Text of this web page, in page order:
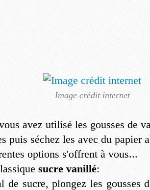
Image crédit internet
avez utilisé les gousses de
puis séchez les avec du papier
options s'offrent à vous...
sucre vanillé:
de sucre, plongez les gousses